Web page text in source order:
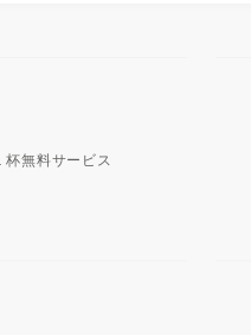
無料サービス